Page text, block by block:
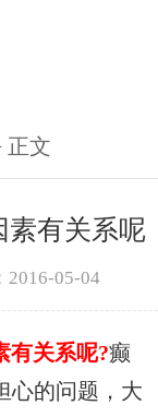
正文
素有关系呢
2016-05-04
有关系呢?癫
心的问题，大